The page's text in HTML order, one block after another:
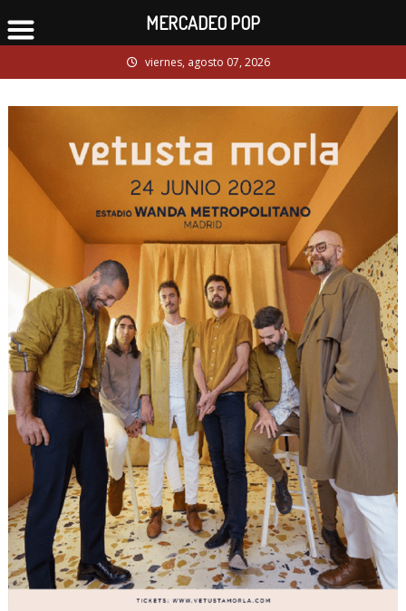
to
viernes, agosto 07, 2026
MERCADEO POP